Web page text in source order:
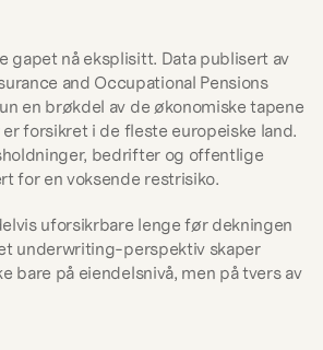
gapet nå eksplisitt. Data publisert av
and Occupational Pensions
en brøkdel av de økonomiske tapene
forsikret i de fleste europeiske land.
bedrifter og offentlige
for en voksende restrisiko.
uforsikrbare lenge før dekningen
underwriting-perspektiv skaper
bare på eiendelsnivå, men på tvers av